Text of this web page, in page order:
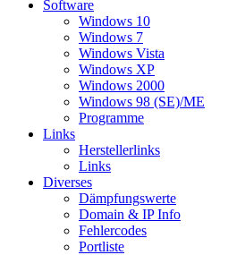
Software
Windows 10
Windows 7
Windows Vista
Windows XP
Windows 2000
Windows 98 (SE)/ME
Programme
Links
Herstellerlinks
Links
Diverses
Dämpfungswerte
Domain & IP Info
Fehlercodes
Portliste